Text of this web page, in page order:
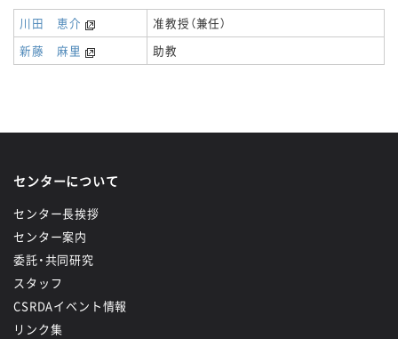
川田 恵介
准教授（兼任）
新藤 麻里
助教
センターについて
センター長挨拶
センター案内
委託・共同研究
スタッフ
CSRDAイベント情報
リンク集